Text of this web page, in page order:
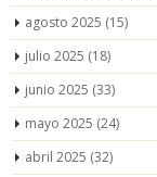
agosto 2025 (15)
julio 2025 (18)
junio 2025 (33)
mayo 2025 (24)
abril 2025 (32)